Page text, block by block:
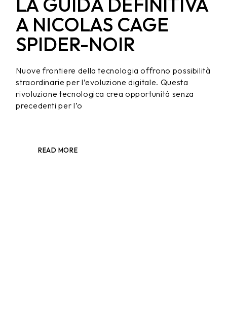
A NICOLAS CAGE
SPIDER-NOIR
Nuove frontiere della tecnologia offrono possibilità
straordinarie per l’evoluzione digitale. Questa
rivoluzione tecnologica crea opportunità senza
precedenti per l’o
READ MORE